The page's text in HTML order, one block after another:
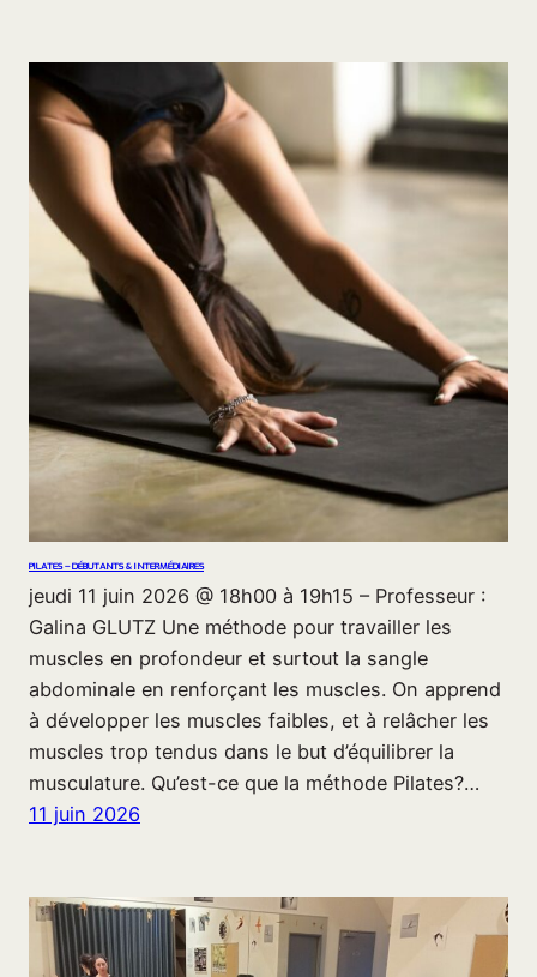
PILATES – DÉBUTANTS & INTERMÉDIAIRES
jeudi 11 juin 2026 @ 18h00 à 19h15 – Professeur :
Galina GLUTZ Une méthode pour travailler les
muscles en profondeur et surtout la sangle
abdominale en renforçant les muscles. On apprend
à développer les muscles faibles, et à relâcher les
muscles trop tendus dans le but d’équilibrer la
musculature. Qu’est-ce que la méthode Pilates?…
11 juin 2026